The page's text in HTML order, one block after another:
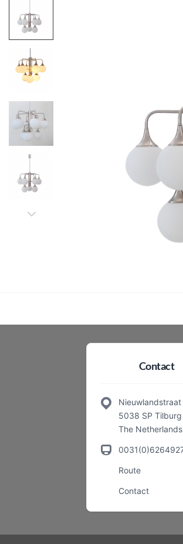
Contact
5038 SP Tilburg
The Netherlands
Route
Contact